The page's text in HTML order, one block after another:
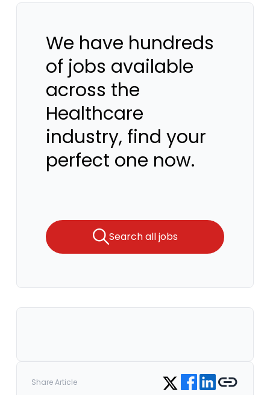
We have hundreds
of jobs available
across the
Healthcare
industry, find your
perfect one now.
Search all jobs
Share Article Share on Twitter
Share on Facebook
Share on LinkedIn
Copy link